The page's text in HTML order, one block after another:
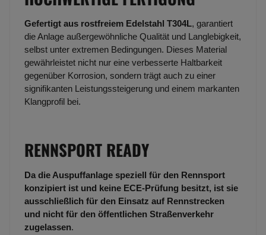
Gefertigt aus rostfreiem Edelstahl T304L, garantiert
die Anlage außergewöhnliche Qualität und Langlebigkeit,
selbst unter extremen Bedingungen. Dieses Material
gewährleistet nicht nur eine verbesserte Haltbarkeit
gegenüber Korrosion, sondern trägt auch zu einer
signifikanten Leistungssteigerung und einem markanten
Klangprofil bei.
RENNSPORT READY
Da die Auspuffanlage speziell für den Rennsport
konzipiert ist und keine ECE-Prüfung besitzt, ist sie
ausschließlich für den Einsatz auf Rennstrecken
und nicht für den öffentlichen Straßenverkehr
zugelassen.